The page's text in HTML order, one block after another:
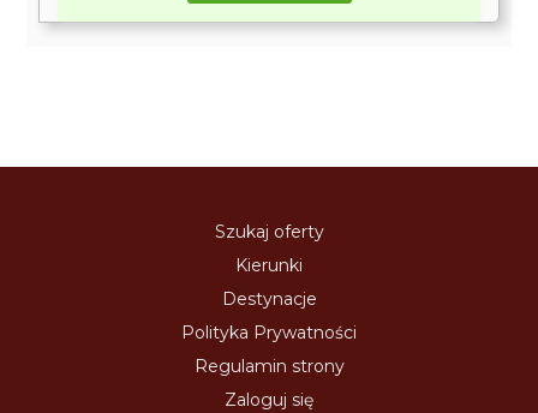
Szukaj oferty
Kierunki
Destynacje
Polityka Prywatności
Regulamin strony
Zaloguj się